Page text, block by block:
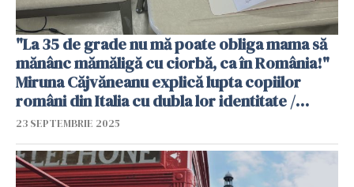
"La 35 de grade nu mă poate obliga mama să
mănânc mămăligă cu ciorbă, ca în România!"
Miruna Căjvăneanu explică lupta copiilor
români din Italia cu dubla lor identitate /
VIDEO
23 SEPTEMBRIE 2025